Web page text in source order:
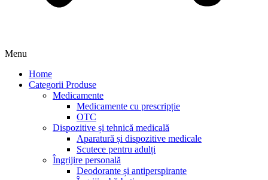
Menu
Home
Categorii Produse
Medicamente
Medicamente cu prescripție
OTC
Dispozitive și tehnică medicală
Aparatură și dispozitive medicale
Scutece pentru adulți
Îngrijire personală
Deodorante și antiperspirante